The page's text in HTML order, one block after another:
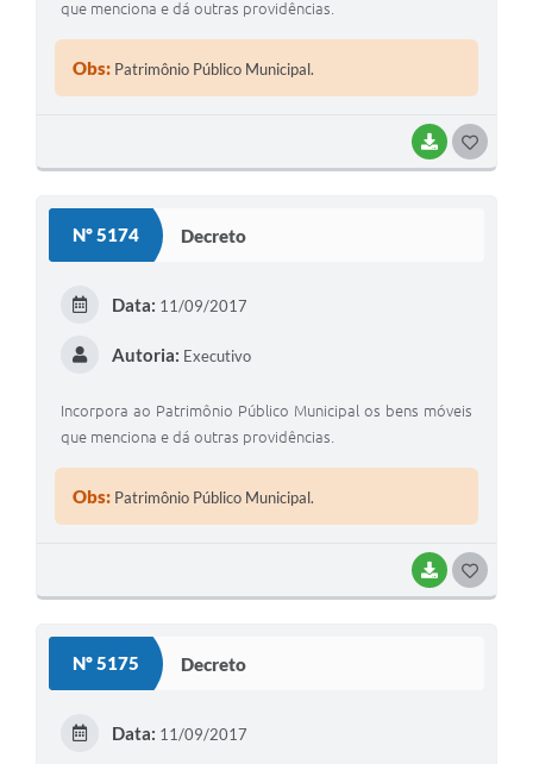
BAIXAR
que menciona e dá outras providências.
Obs: Patrimônio Público Municipal.
Nº 5174 Decreto
BAIXAR
Data: 11/09/2017
Autoria: Executivo
Incorpora ao Patrimônio Público Municipal os bens móveis
que menciona e dá outras providências.
Obs: Patrimônio Público Municipal.
Nº 5175 Decreto
Data: 11/09/2017